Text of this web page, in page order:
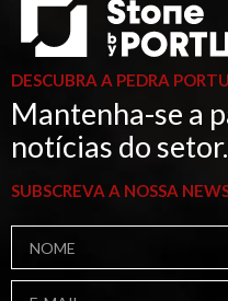
DESCUBRA A PEDRA
Mantenha-se a
notícias do setor.
SUBSCREVA A NOSSA